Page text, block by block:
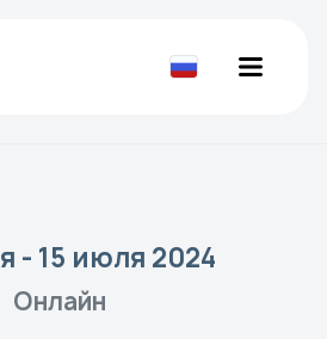
- 15 июля 2024
Онлайн